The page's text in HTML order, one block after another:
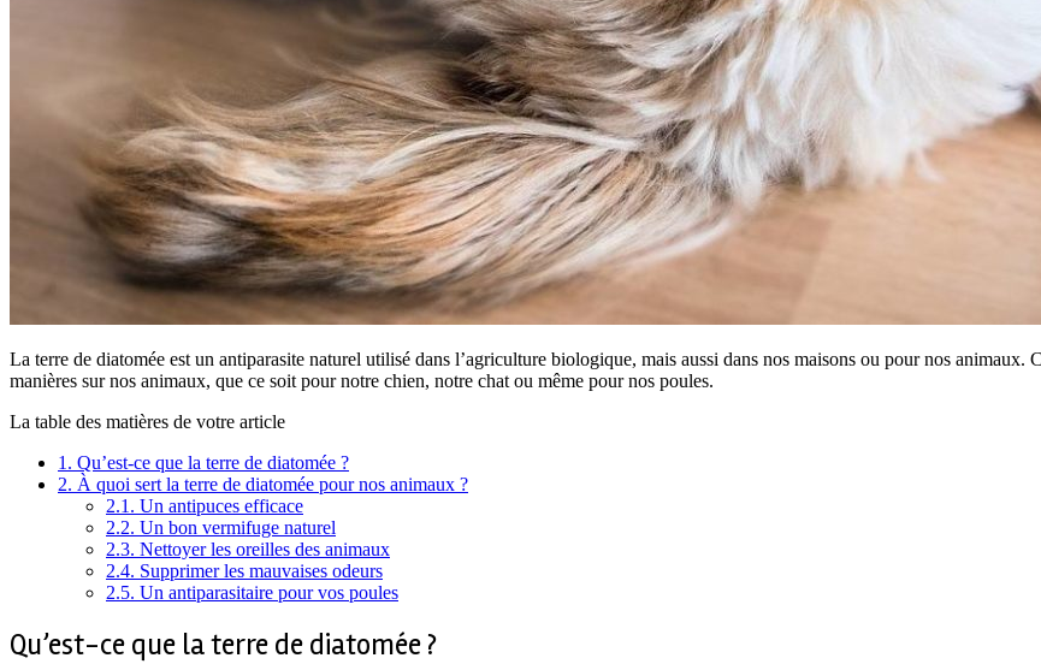
La terre de diatomée est un antiparasite naturel utilisé dans l’agriculture biologique, mais aussi dans nos maisons ou pour nos
manières sur nos animaux, que ce soit pour notre chien, notre chat ou même pour nos poules.
La table des matières de votre article
1. Qu’est-ce que la terre de diatomée ?
2. À quoi sert la terre de diatomée pour nos animaux ?
2.1. Un antipuces efficace
2.2. Un bon vermifuge naturel
2.3. Nettoyer les oreilles des animaux
2.4. Supprimer les mauvaises odeurs
2.5. Un antiparasitaire pour vos poules
Qu’est-ce que la terre de diatomée ?